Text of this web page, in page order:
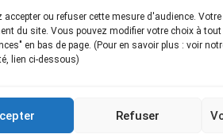
accepter ou refuser cette mesure d'audience.
du site. Vous pouvez modifier votre choix à tout
en bas de page. (Pour en savoir plus : voir
lien ci-dessous)
Refuser